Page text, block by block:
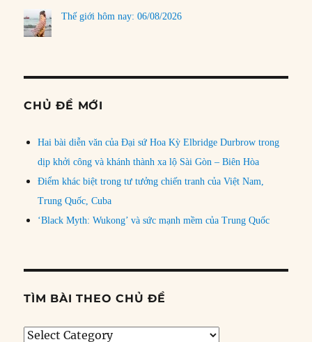
Thế giới hôm nay: 06/08/2026
CHỦ ĐỀ MỚI
Hai bài diễn văn của Đại sứ Hoa Kỳ Elbridge Durbrow trong
dịp khởi công và khánh thành xa lộ Sài Gòn – Biên Hòa
Điểm khác biệt trong tư tưởng chiến tranh của Việt Nam,
Trung Quốc, Cuba
‘Black Myth: Wukong’ và sức mạnh mềm của Trung Quốc
TÌM BÀI THEO CHỦ ĐỀ
Tìm